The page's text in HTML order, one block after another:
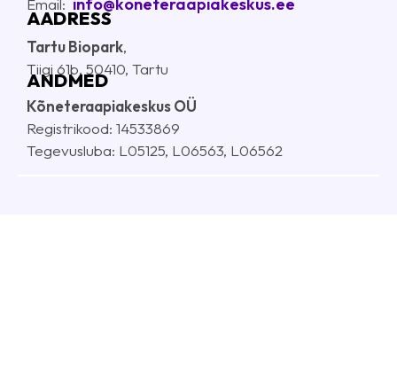
Email: info@koneteraapiakeskus.ee
AADRESS
Tartu Biopark,
Tiigi 61b, 50410, Tartu
ANDMED
Kõneteraapiakeskus OÜ
Registrikood: 14533869
Tegevusluba: L05125, L06563, L06562